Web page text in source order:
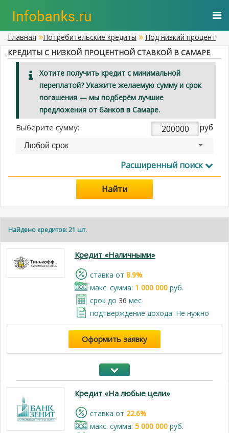
Главная Потребительские кредиты
Под низкий процент
КРЕДИТЫ С НИЗКОЙ ПРОЦЕНТНОЙ СТАВКОЙ В САМАРЕ
Хотите получить кредит с минимальной
переплатой? Укажите желаемую сумму и срок
погашения — мы подберём лучшие
предложения от банков в Самаре.
Выберите сумму: руб
Любой срок
Расширенный поиск
Найти
Найдено кредитов: 21 шт.
Кредит «Наличными»
cтавка от 8.9%
макс. сумма: 1 000 000руб.
срок до 36 мес
подтверждение дохода: Не нужно
Оформить заявку
Кредит «На любые цели»
cтавка от 22.6%
макс. сумма: 5 000 000руб.